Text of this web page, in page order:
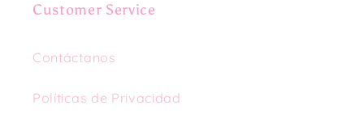
Customer Service
Contáctanos
Políticas de Privacidad